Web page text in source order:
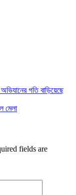
গতি বাড়িয়েছে
মেলা
fields are